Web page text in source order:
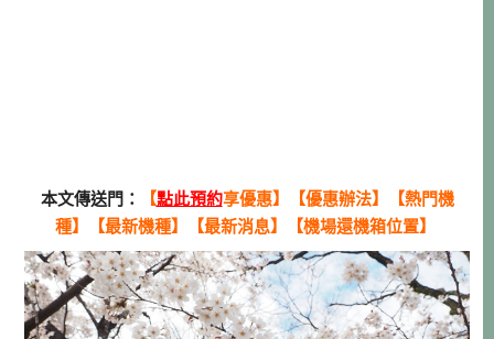
本文傳送門： 【點此預約享優惠】 【優惠辦法】 【熱門機
種】【最新機種】【最新消息】【機場還機箱位置】